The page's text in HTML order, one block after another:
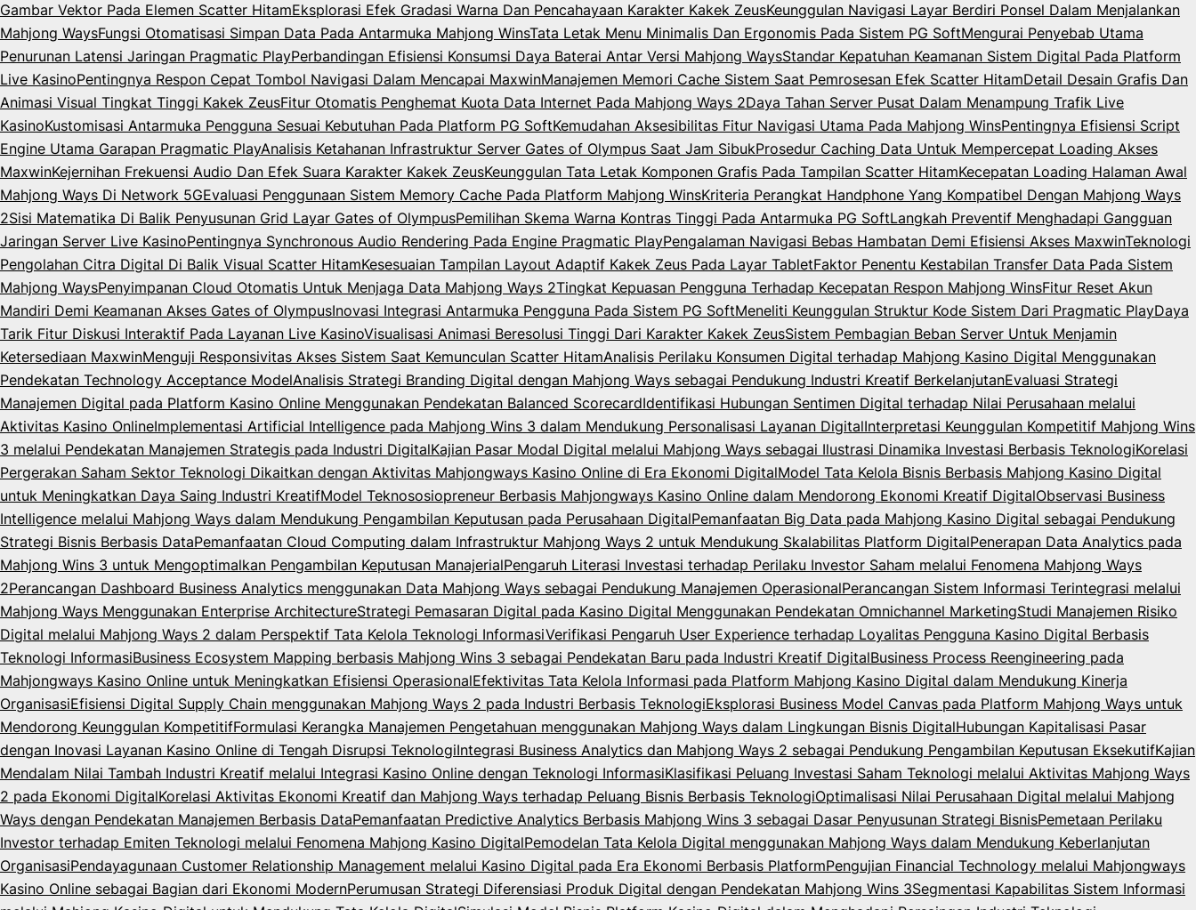
Gambar Vektor Pada Elemen Scatter HitamEksplorasi Efek Gradasi Warna Dan Pencahayaan Karakter Kakek ZeusKeunggulan Navigasi Layar Berdiri Ponsel Dalam Menjalankan
Mahjong WaysFungsi Otomatisasi Simpan Data Pada Antarmuka Mahjong WinsTata Letak Menu Minimalis Dan Ergonomis Pada Sistem PG SoftMengurai Penyebab Utama
Penurunan Latensi Jaringan Pragmatic PlayPerbandingan Efisiensi Konsumsi Daya Baterai Antar Versi Mahjong WaysStandar Kepatuhan Keamanan Sistem Digital Pada Platform
Live KasinoPentingnya Respon Cepat Tombol Navigasi Dalam Mencapai MaxwinManajemen Memori Cache Sistem Saat Pemrosesan Efek Scatter HitamDetail Desain Grafis Dan
Animasi Visual Tingkat Tinggi Kakek ZeusFitur Otomatis Penghemat Kuota Data Internet Pada Mahjong Ways 2Daya Tahan Server Pusat Dalam Menampung Trafik Live
KasinoKustomisasi Antarmuka Pengguna Sesuai Kebutuhan Pada Platform PG SoftKemudahan Aksesibilitas Fitur Navigasi Utama Pada Mahjong WinsPentingnya Efisiensi Script
Engine Utama Garapan Pragmatic PlayAnalisis Ketahanan Infrastruktur Server Gates of Olympus Saat Jam SibukProsedur Caching Data Untuk Mempercepat Loading Akses
MaxwinKejernihan Frekuensi Audio Dan Efek Suara Karakter Kakek ZeusKeunggulan Tata Letak Komponen Grafis Pada Tampilan Scatter HitamKecepatan Loading Halaman Awal
Mahjong Ways Di Network 5GEvaluasi Penggunaan Sistem Memory Cache Pada Platform Mahjong WinsKriteria Perangkat Handphone Yang Kompatibel Dengan Mahjong Ways
2Sisi Matematika Di Balik Penyusunan Grid Layar Gates of OlympusPemilihan Skema Warna Kontras Tinggi Pada Antarmuka PG SoftLangkah Preventif Menghadapi Gangguan
Jaringan Server Live KasinoPentingnya Synchronous Audio Rendering Pada Engine Pragmatic PlayPengalaman Navigasi Bebas Hambatan Demi Efisiensi Akses MaxwinTeknologi
Pengolahan Citra Digital Di Balik Visual Scatter HitamKesesuaian Tampilan Layout Adaptif Kakek Zeus Pada Layar TabletFaktor Penentu Kestabilan Transfer Data Pada Sistem
Mahjong WaysPenyimpanan Cloud Otomatis Untuk Menjaga Data Mahjong Ways 2Tingkat Kepuasan Pengguna Terhadap Kecepatan Respon Mahjong WinsFitur Reset Akun
Mandiri Demi Keamanan Akses Gates of OlympusInovasi Integrasi Antarmuka Pengguna Pada Sistem PG SoftMeneliti Keunggulan Struktur Kode Sistem Dari Pragmatic PlayDaya
Tarik Fitur Diskusi Interaktif Pada Layanan Live KasinoVisualisasi Animasi Beresolusi Tinggi Dari Karakter Kakek ZeusSistem Pembagian Beban Server Untuk Menjamin
Ketersediaan MaxwinMenguji Responsivitas Akses Sistem Saat Kemunculan Scatter HitamAnalisis Perilaku Konsumen Digital terhadap Mahjong Kasino Digital Menggunakan
Pendekatan Technology Acceptance ModelAnalisis Strategi Branding Digital dengan Mahjong Ways sebagai Pendukung Industri Kreatif BerkelanjutanEvaluasi Strategi
Manajemen Digital pada Platform Kasino Online Menggunakan Pendekatan Balanced ScorecardIdentifikasi Hubungan Sentimen Digital terhadap Nilai Perusahaan melalui
Aktivitas Kasino OnlineImplementasi Artificial Intelligence pada Mahjong Wins 3 dalam Mendukung Personalisasi Layanan DigitalInterpretasi Keunggulan Kompetitif Mahjong Wins
3 melalui Pendekatan Manajemen Strategis pada Industri DigitalKajian Pasar Modal Digital melalui Mahjong Ways sebagai Ilustrasi Dinamika Investasi Berbasis TeknologiKorelasi
Pergerakan Saham Sektor Teknologi Dikaitkan dengan Aktivitas Mahjongways Kasino Online di Era Ekonomi DigitalModel Tata Kelola Bisnis Berbasis Mahjong Kasino Digital
untuk Meningkatkan Daya Saing Industri KreatifModel Teknososiopreneur Berbasis Mahjongways Kasino Online dalam Mendorong Ekonomi Kreatif DigitalObservasi Business
Intelligence melalui Mahjong Ways dalam Mendukung Pengambilan Keputusan pada Perusahaan DigitalPemanfaatan Big Data pada Mahjong Kasino Digital sebagai Pendukung
Strategi Bisnis Berbasis DataPemanfaatan Cloud Computing dalam Infrastruktur Mahjong Ways 2 untuk Mendukung Skalabilitas Platform DigitalPenerapan Data Analytics pada
Mahjong Wins 3 untuk Mengoptimalkan Pengambilan Keputusan ManajerialPengaruh Literasi Investasi terhadap Perilaku Investor Saham melalui Fenomena Mahjong Ways
2Perancangan Dashboard Business Analytics menggunakan Data Mahjong Ways sebagai Pendukung Manajemen OperasionalPerancangan Sistem Informasi Terintegrasi melalui
Mahjong Ways Menggunakan Enterprise ArchitectureStrategi Pemasaran Digital pada Kasino Digital Menggunakan Pendekatan Omnichannel MarketingStudi Manajemen Risiko
Digital melalui Mahjong Ways 2 dalam Perspektif Tata Kelola Teknologi InformasiVerifikasi Pengaruh User Experience terhadap Loyalitas Pengguna Kasino Digital Berbasis
Teknologi InformasiBusiness Ecosystem Mapping berbasis Mahjong Wins 3 sebagai Pendekatan Baru pada Industri Kreatif DigitalBusiness Process Reengineering pada
Mahjongways Kasino Online untuk Meningkatkan Efisiensi OperasionalEfektivitas Tata Kelola Informasi pada Platform Mahjong Kasino Digital dalam Mendukung Kinerja
OrganisasiEfisiensi Digital Supply Chain menggunakan Mahjong Ways 2 pada Industri Berbasis TeknologiEksplorasi Business Model Canvas pada Platform Mahjong Ways untuk
Mendorong Keunggulan KompetitifFormulasi Kerangka Manajemen Pengetahuan menggunakan Mahjong Ways dalam Lingkungan Bisnis DigitalHubungan Kapitalisasi Pasar
dengan Inovasi Layanan Kasino Online di Tengah Disrupsi TeknologiIntegrasi Business Analytics dan Mahjong Ways 2 sebagai Pendukung Pengambilan Keputusan EksekutifKajian
Mendalam Nilai Tambah Industri Kreatif melalui Integrasi Kasino Online dengan Teknologi InformasiKlasifikasi Peluang Investasi Saham Teknologi melalui Aktivitas Mahjong Ways
2 pada Ekonomi DigitalKorelasi Aktivitas Ekonomi Kreatif dan Mahjong Ways terhadap Peluang Bisnis Berbasis TeknologiOptimalisasi Nilai Perusahaan Digital melalui Mahjong
Ways dengan Pendekatan Manajemen Berbasis DataPemanfaatan Predictive Analytics Berbasis Mahjong Wins 3 sebagai Dasar Penyusunan Strategi BisnisPemetaan Perilaku
Investor terhadap Emiten Teknologi melalui Fenomena Mahjong Kasino DigitalPemodelan Tata Kelola Digital menggunakan Mahjong Ways dalam Mendukung Keberlanjutan
OrganisasiPendayagunaan Customer Relationship Management melalui Kasino Digital pada Era Ekonomi Berbasis PlatformPengujian Financial Technology melalui Mahjongways
Kasino Online sebagai Bagian dari Ekonomi ModernPerumusan Strategi Diferensiasi Produk Digital dengan Pendekatan Mahjong Wins 3Segmentasi Kapabilitas Sistem Informasi